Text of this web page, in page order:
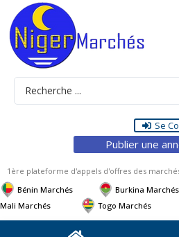
Se
Publier une
1ère plateforme d'appels d'offres des
Bénin Marchés
Burkina Marchés
Mali Marchés
Togo Marchés